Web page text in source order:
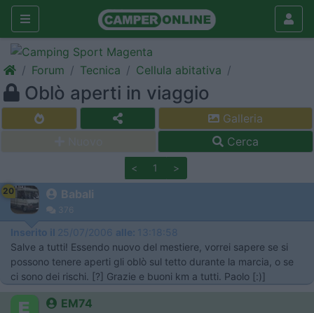
Forum Tecnica Cellula abitativa
Oblò aperti in viaggio
Galleria
Cerca
< 1 >
20 Babali
376
Inserito il 25/07/2006 alle: 13:18:58
Salve a tutti! Essendo nuovo del mestiere, vorrei sapere se si
possono tenere aperti gli oblò sul tetto durante la marcia, o se
ci sono dei rischi. [?] Grazie e buoni km a tutti. Paolo [:)]
EM74